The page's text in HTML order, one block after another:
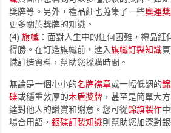
獎牌等。另外，禮品紅也蒐集了一些奧運
更多關於獎牌的知識。
(4) 旗幟 ：面對人生中的任何困難，禮品紅
得勝。在訂造旗幟前，進入旗幟訂製知識
幟訂造資料，幫助您採購時間。
無論是一個小小的名牌襟章或一幅低調的
碟或穩重敦厚的木盾獎牌 ，甚至是簡單大
達對他人的讚賞和謝意。您可從錦旗製作
場合用語， 銀碟訂製知識則幫助您加深對